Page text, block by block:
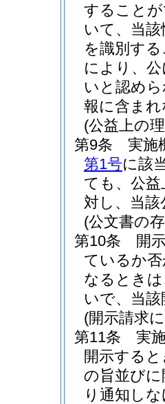
すること
いて、当
を識別す
により、
いと認め
報に含ま
(公益上の
第9条
実施
第1号に該
ても、公
対し、当
(公文書の
第10条
開
ているか
なるとき
いで、当
(開示請求
第11条
実
開示する
の旨並び
り通知し